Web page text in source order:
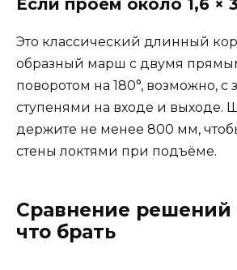
Если проём около 1,6 ×
Это классический длинный
образный марш с двумя
поворотом на 180°, возможно,
ступенями на входе и выходе.
держите не менее 800 мм,
стены локтями при подъёме.
Сравнение решений
что брать